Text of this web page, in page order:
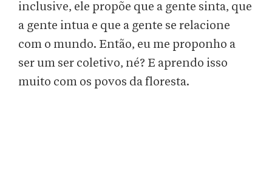
inclusive, ele propõe que a gente sinta, que
a gente intua e que a gente se relacione
com o mundo. Então, eu me proponho a
ser um ser coletivo, né? E aprendo isso
muito com os povos da floresta.